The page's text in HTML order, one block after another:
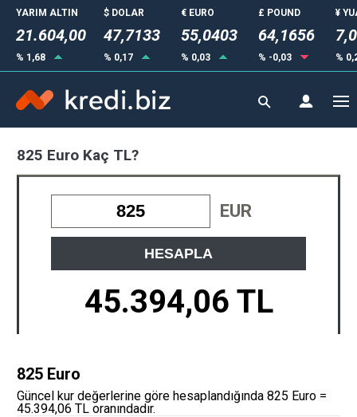
YARIM ALTIN
21.604,00
% 1,68
$ DOLAR
47,7133
% 0,17
€ EURO
55,0403
% 0,03
£ POUND
64,1656
% -0,03
¥
%
825 Euro Kaç TL?
EUR
HESAPLA
45.394,06 TL
825 Euro
Güncel kur değerlerine göre hesaplandığında 825 Euro =
45.394,06 TL oranındadır.